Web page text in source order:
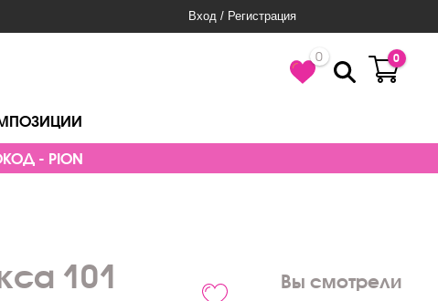
Вход / Регистрация
0 0
- PION
101
Вы смотрели